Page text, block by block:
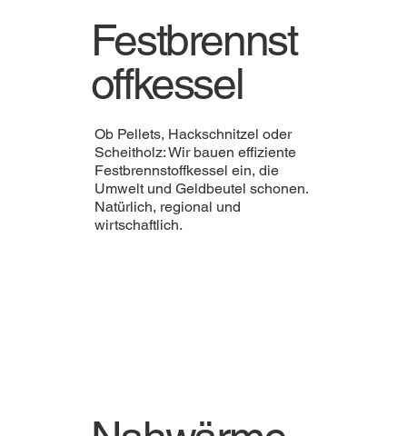
Festbrennst
offkessel
Ob Pellets, Hackschnitzel oder
Scheitholz: Wir bauen effiziente
Festbrennstoffkessel ein, die
Umwelt und Geldbeutel schonen.
Natürlich, regional und
wirtschaftlich.